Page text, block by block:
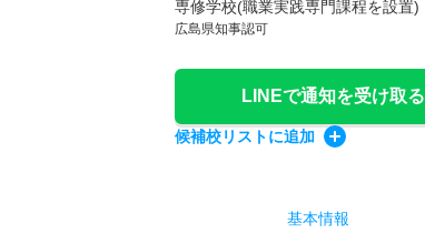
専修学校(職業実践専門課程を設
広島県知事認可
LINEで通知を受け取る
候補校リストに追加
基本情報